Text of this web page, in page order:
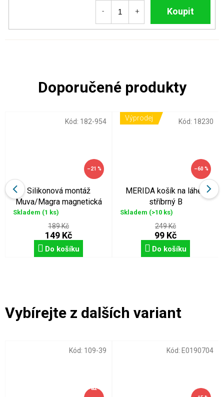
až
Kód: 109-39 Kód: E0190704
–21 %
Silikonová montáž
Muva/Magra magnetická
Skladem (1 ks)
189 Kč
149 Kč
Do košíku
Kód: 182-954 Výprodej
–60 %
MERIDA košík na láhev
stříbrný B
Skladem (>10 ks)
249 Kč
99 Kč
Do košíku
Kód: 18230
Do košíku